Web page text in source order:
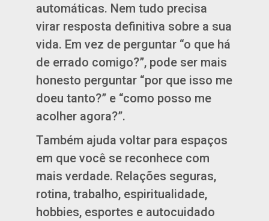
automáticas. Nem tudo precisa
virar resposta definitiva sobre a sua
vida. Em vez de perguntar “o que há
de errado comigo?”, pode ser mais
honesto perguntar “por que isso me
doeu tanto?” e “como posso me
acolher agora?”.
Também ajuda voltar para espaços
em que você se reconhece com
mais verdade. Relações seguras,
rotina, trabalho, espiritualidade,
hobbies, esportes e autocuidado